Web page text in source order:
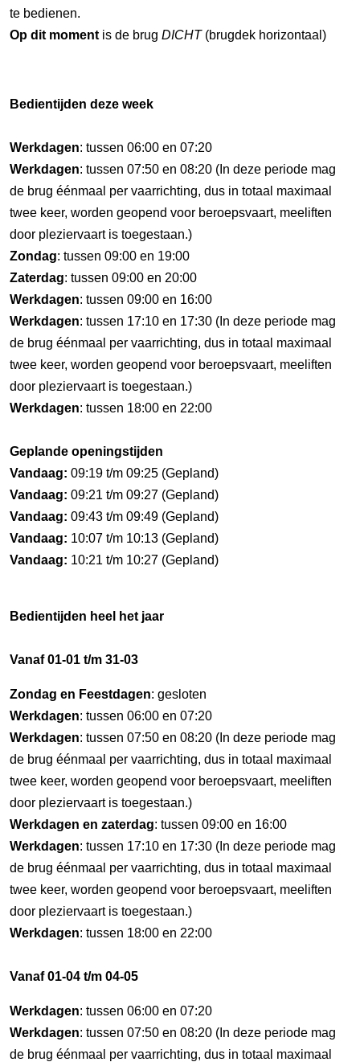
te bedienen.
Op dit moment is de brug DICHT(brugdek horizontaal)
Bedientijden deze week
Werkdagen: tussen 06:00 en 07:20
Werkdagen: tussen 07:50 en 08:20 (In deze periode mag
de brug éénmaal per vaarrichting, dus in totaal maximaal
twee keer, worden geopend voor beroepsvaart, meeliften
door pleziervaart is toegestaan.)
Zondag: tussen 09:00 en 19:00
Zaterdag: tussen 09:00 en 20:00
Werkdagen: tussen 09:00 en 16:00
Werkdagen: tussen 17:10 en 17:30 (In deze periode mag
de brug éénmaal per vaarrichting, dus in totaal maximaal
twee keer, worden geopend voor beroepsvaart, meeliften
door pleziervaart is toegestaan.)
Werkdagen: tussen 18:00 en 22:00
Geplande openingstijden
Vandaag: 09:19 t/m 09:25 (Gepland)
Vandaag: 09:21 t/m 09:27 (Gepland)
Vandaag: 09:43 t/m 09:49 (Gepland)
Vandaag: 10:07 t/m 10:13 (Gepland)
Vandaag: 10:21 t/m 10:27 (Gepland)
Bedientijden heel het jaar
Vanaf 01-01 t/m 31-03
Zondag en Feestdagen: gesloten
Werkdagen: tussen 06:00 en 07:20
Werkdagen: tussen 07:50 en 08:20 (In deze periode mag
de brug éénmaal per vaarrichting, dus in totaal maximaal
twee keer, worden geopend voor beroepsvaart, meeliften
door pleziervaart is toegestaan.)
Werkdagen en zaterdag: tussen 09:00 en 16:00
Werkdagen: tussen 17:10 en 17:30 (In deze periode mag
de brug éénmaal per vaarrichting, dus in totaal maximaal
twee keer, worden geopend voor beroepsvaart, meeliften
door pleziervaart is toegestaan.)
Werkdagen: tussen 18:00 en 22:00
Vanaf 01-04 t/m 04-05
Werkdagen: tussen 06:00 en 07:20
Werkdagen: tussen 07:50 en 08:20 (In deze periode mag
de brug éénmaal per vaarrichting, dus in totaal maximaal